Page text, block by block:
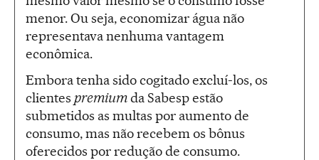
menor. Ou seja, economizar água não
representava nenhuma vantagem
econômica.
Embora tenha sido cogitado excluí-los, os
clientes premiumda Sabesp estão
submetidos as multas por aumento de
consumo, mas não recebem os bônus
oferecidos por redução de consumo.